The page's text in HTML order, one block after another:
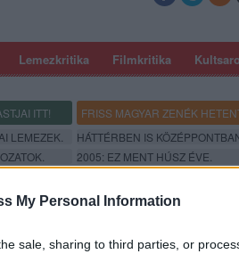
My Personal Information
sale, sharing to third parties, or
Lemezkritika Filmkritika
ITT!
FRISS MAGYAR ZENÉK
LEMEZEK.
HÁTTÉRBEN IS
2005: EZ MENT HÚSZ ÉVE.
GÉP - REC.HU